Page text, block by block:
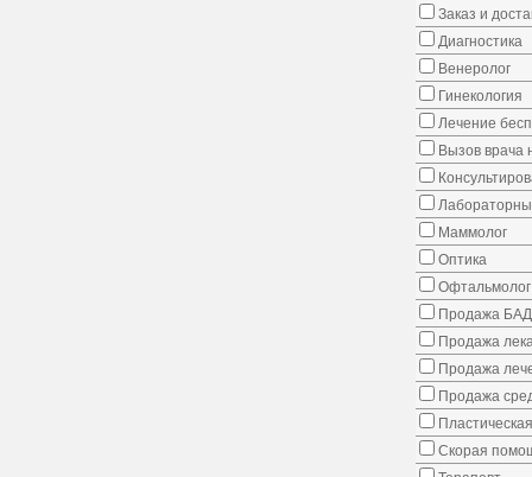
Заказ и
Диагностика
Венеролог
Гинекология
Лечение
Вызов врача
Маммолог
Оптика
Офтальмолог
Продажа
Продажа
Продажа
Продажа
Скорая